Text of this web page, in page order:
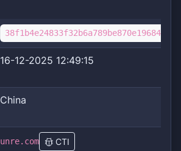
16-12-2025 12:49:15
China
unre.com CTI